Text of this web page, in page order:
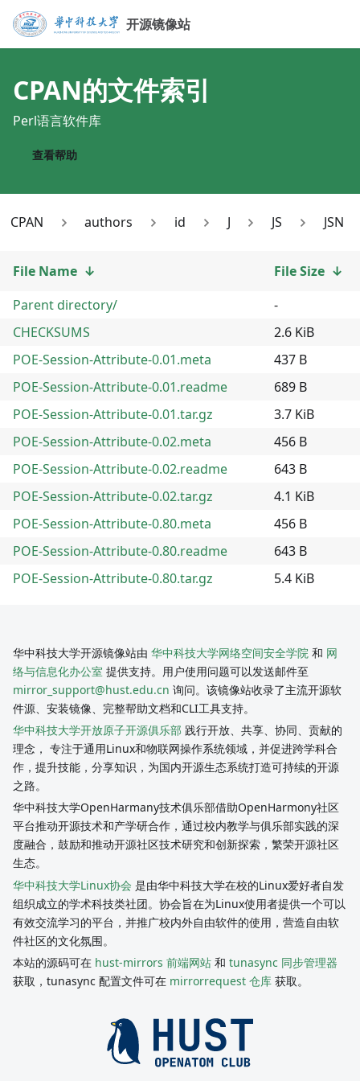
开源镜像站
CPAN的文件索引
Perl语言软件库
查看帮助
CPAN authors id J JS JSN
File Name ↓ File Size ↓
Parent directory/
-
CHECKSUMS
2.6 KiB
POE-Session-Attribute-0.01.meta
437 B
POE-Session-Attribute-0.01.readme
689 B
POE-Session-Attribute-0.01.tar.gz
3.7 KiB
POE-Session-Attribute-0.02.meta
456 B
POE-Session-Attribute-0.02.readme
643 B
POE-Session-Attribute-0.02.tar.gz
4.1 KiB
POE-Session-Attribute-0.80.meta
456 B
POE-Session-Attribute-0.80.readme
643 B
POE-Session-Attribute-0.80.tar.gz
5.4 KiB
华中科技大学开源镜像站由 华中科技大学网络空间安全学院 和 网
络与信息化办公室 提供支持。用户使用问题可以发送邮件至
mirror_support@hust.edu.cn 询问。该镜像站收录了主流开源软
件源、安装镜像、完整帮助文档和CLI工具支持。
华中科技大学开放原子开源俱乐部 践行开放、共享、协同、贡献的
理念， 专注于通用Linux和物联网操作系统领域，并促进跨学科合
作，提升技能，分享知识，为国内开源生态系统打造可持续的开源
之路。
华中科技大学OpenHarmany技术俱乐部借助OpenHarmony社区
平台推动开源技术和产学研合作，通过校内教学与俱乐部实践的深
度融合，鼓励和推动开源社区技术研究和创新探索，繁荣开源社区
生态。
华中科技大学Linux协会 是由华中科技大学在校的Linux爱好者自发
组织成立的学术科技类社团。协会旨在为Linux使用者提供一个可以
有效交流学习的平台，并推广校内外自由软件的使用，营造自由软
件社区的文化氛围。
本站的源码可在 hust-mirrors 前端网站 和 tunasync 同步管理器
获取，tunasync 配置文件可在 mirrorrequest 仓库 获取。